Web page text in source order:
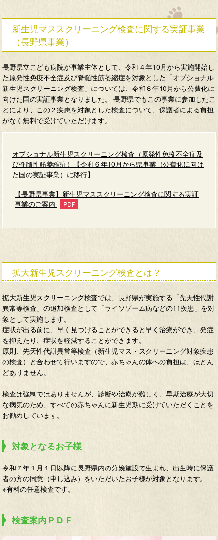
新生児マススクリーニング検査に関する実証事業
（長野県事業）
長野県立こども病院が事業主体として、令和４年10月から実施開始し
た原発性免疫不全症及び脊髄性筋萎縮症を対象とした「オプショナル
新生児スクリーニング検査」については、令和６年10月から公費化に
向けた国の実証事業となりました。 長野県でもこの事業に参加したこ
とにより、この２疾患を対象とした検査について、保護者による負担
がなく無料で受けていただけます。
オプショナル新生児スクリーニング検査（原発性免疫不全症及
び脊髄性筋萎縮症）【令和６年10月から県事業（公費化に向け
た国の実証事業）に移行】
【長野県事業】新生児マススクリーニング検査に関する実証
事業のご案内
拡大新生児スクリーニング検査とは？
拡大新生児スクリーニング検査では、長野県が実施する「先天性代謝
異常等検査」の追加検査として「ライソゾーム病などの11疾患」を対
象として実施します。
症状が出る前に、早く見つけることができると早く治療ができ、発症
を抑えたり、症状を軽減することができます。
原則、先天性代謝異常等検査（新生児マス・スクリーニング対象疾患
の検査）と合わせて行いますので、赤ちゃんの体への負担は、ほとん
どありません。
検査は強制ではありませんが、診断や治療が難しく、早期治療が大切
な病気のため、すべての赤ちゃんに新生児期に受けていただくことを
お勧めしています。
対象となるお子様
令和７年１月１日以降に長野県内の分娩施設で生まれ、出生時に保護
者の方の同意（申し込み）をいただいたお子様が対象となります。
※有料の任意検査です。
検査案内ＰＤＦ